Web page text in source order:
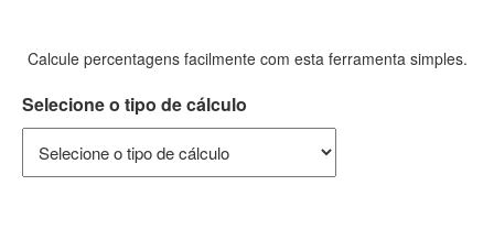
Calcule percentagens facilmente com esta ferramenta simples.
Selecione o tipo de cálculo